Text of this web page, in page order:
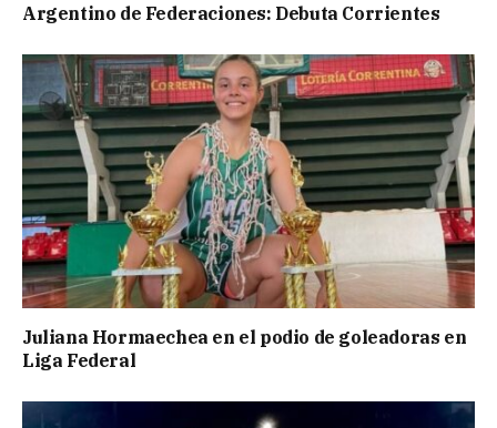
Argentino de Federaciones: Debuta Corrientes
Juliana Hormaechea en el podio de goleadoras en
Liga Federal